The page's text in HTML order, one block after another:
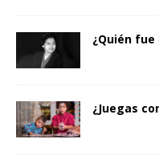
¿Quién fue
¿Juegas